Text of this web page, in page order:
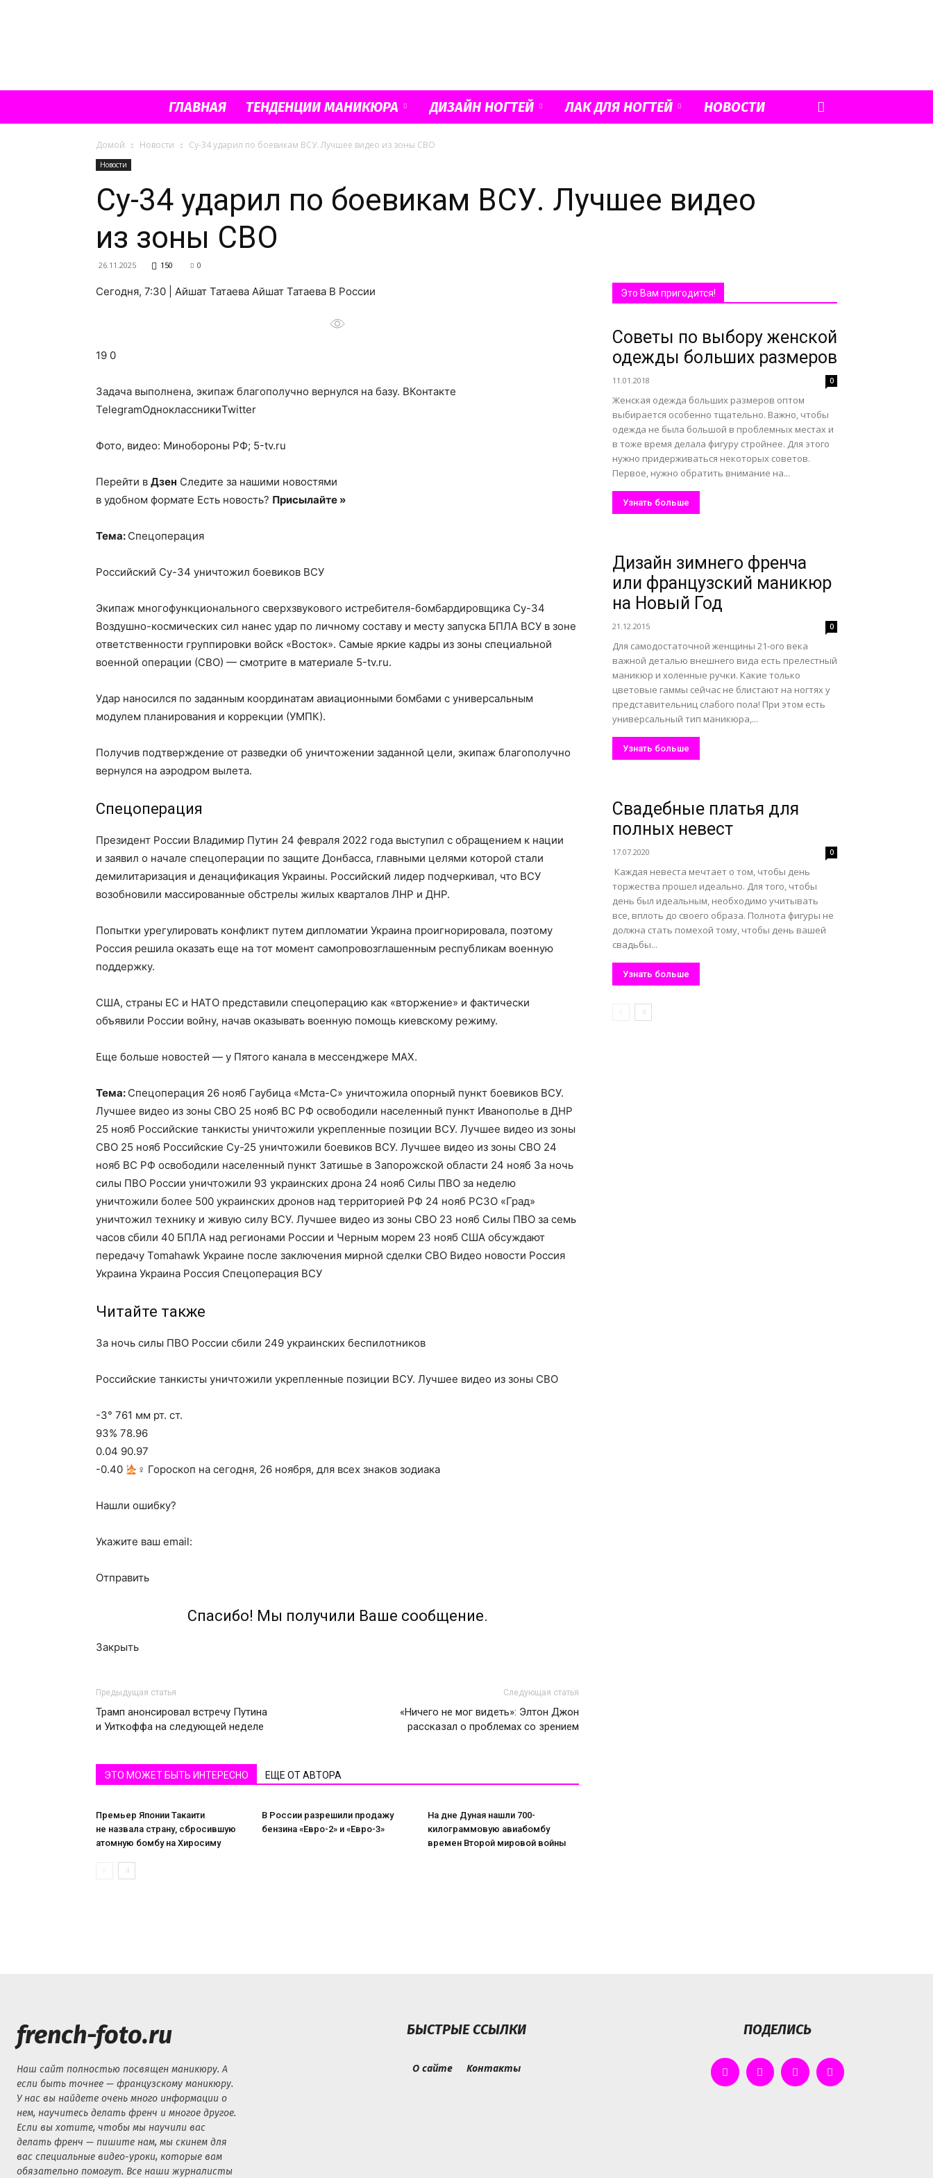
Французский
ГЛАВНАЯ ТЕНДЕНЦИИ МАНИКЮРА ДИЗАЙН НОГТЕЙ ЛАК ДЛЯ НОГТЕЙ НОВОСТИ
Домой Новости Су-34 ударил по боевикам ВСУ. Лучшее видео из зоны СВО
Новости
Су-34 ударил по боевикам ВСУ. Лучшее видео
из зоны СВО
26.11.2025 150 0
Сегодня, 7:30 | Айшат Татаева Айшат Татаева В России
19 0
Задача выполнена, экипаж благополучно вернулся на базу. ВКонтакте
TelegramОдноклассникиTwitter
Фото, видео: Минобороны РФ; 5-tv.ru
Перейти в Дзен Следите за нашими новостями
в удобном формате Есть новость? Присылайте »
Тема: Спецоперация
Российский Су-34 уничтожил боевиков ВСУ
Экипаж многофункционального сверхзвукового истребителя-бомбардировщика Су-34
Воздушно-космических сил нанес удар по личному составу и месту запуска БПЛА ВСУ в зоне
ответственности группировки войск «Восток». Самые яркие кадры из зоны специальной
военной операции (СВО) — смотрите в материале 5-tv.ru.
Удар наносился по заданным координатам авиационными бомбами с универсальным
модулем планирования и коррекции (УМПК).
Получив подтверждение от разведки об уничтожении заданной цели, экипаж благополучно
вернулся на аэродром вылета.
Спецоперация
Президент России Владимир Путин 24 февраля 2022 года выступил с обращением к нации
и заявил о начале спецоперации по защите Донбасса, главными целями которой стали
демилитаризация и денацификация Украины. Российский лидер подчеркивал, что ВСУ
возобновили массированные обстрелы жилых кварталов ЛНР и ДНР.
Попытки урегулировать конфликт путем дипломатии Украина проигнорировала, поэтому
Россия решила оказать еще на тот момент самопровозглашенным республикам военную
поддержку.
США, страны ЕС и НАТО представили спецоперацию как «вторжение» и фактически
объявили России войну, начав оказывать военную помощь киевскому режиму.
Еще больше новостей — у Пятого канала в мессенджере MAX.
Тема: Спецоперация 26 нояб Гаубица «Мста-С» уничтожила опорный пункт боевиков ВСУ.
Лучшее видео из зоны СВО 25 нояб ВС РФ освободили населенный пункт Иванополье в ДНР
25 нояб Российские танкисты уничтожили укрепленные позиции ВСУ. Лучшее видео из зоны
СВО 25 нояб Российские Су-25 уничтожили боевиков ВСУ. Лучшее видео из зоны СВО 24
нояб ВС РФ освободили населенный пункт Затишье в Запорожской области 24 нояб За ночь
силы ПВО России уничтожили 93 украинских дрона 24 нояб Силы ПВО за неделю
уничтожили более 500 украинских дронов над территорией РФ 24 нояб РСЗО «Град»
уничтожил технику и живую силу ВСУ. Лучшее видео из зоны СВО 23 нояб Силы ПВО за семь
часов сбили 40 БПЛА над регионами России и Черным морем 23 нояб США обсуждают
передачу Tomahawk Украине после заключения мирной сделки СВО Видео новости Россия
Украина Украина Россия Спецоперация ВСУ
Читайте также
За ночь силы ПВО России сбили 249 украинских беспилотников
Российские танкисты уничтожили укрепленные позиции ВСУ. Лучшее видео из зоны СВО
-3° 761 мм рт. ст.
93% 78.96
0.04 90.97
-0.40
‍♀ Гороскоп на сегодня, 26 ноября, для всех знаков зодиака
Нашли ошибку?
Укажите ваш email:
Отправить
Спасибо! Мы получили Ваше сообщение.
Закрыть
Предыдущая статья
Трамп анонсировал встречу Путина
и Уиткоффа на следующей неделе
Следующая статья
«Ничего не мог видеть»: Элтон Джон
рассказал о проблемах со зрением
ЭТО МОЖЕТ БЫТЬ ИНТЕРЕСНО ЕЩЕ ОТ АВТОРА
Премьер Японии Такаити
не назвала страну, сбросившую
атомную бомбу на Хиросиму
В России разрешили продажу
бензина «Евро-2» и «Евро-3»
На дне Дуная нашли 700-
килограммовую авиабомбу
времен Второй мировой войны
Это Вам пригодится!
Советы по выбору женской
одежды больших размеров
11.01.2018 0
Женская одежда больших размеров оптом
выбирается особенно тщательно. Важно, чтобы
одежда не была большой в проблемных местах и
в тоже время делала фигуру стройнее. Для этого
нужно придерживаться некоторых советов.
Первое, нужно обратить внимание на...
Узнать больше
Дизайн зимнего френча
или французский маникюр
на Новый Год
21.12.2015 0
Для самодостаточной женщины 21-ого века
важной деталью внешнего вида есть прелестный
маникюр и холенные ручки. Какие только
цветовые гаммы сейчас не блистают на ногтях у
представительниц слабого пола! При этом есть
универсальный тип маникюра,...
Узнать больше
Свадебные платья для
полных невест
17.07.2020 0
Каждая невеста мечтает о том, чтобы день
торжества прошел идеально. Для того, чтобы
день был идеальным, необходимо учитывать
все, вплоть до своего образа. Полнота фигуры не
должна стать помехой тому, чтобы день вашей
свадьбы...
Узнать больше
french-foto.ru
Наш сайт полностью посвящен маникюру. А
если быть точнее — французскому маникюру.
У нас вы найдете очень много информации о
нем, научитесь делать френч и многое другое.
Если вы хотите, чтобы мы научили вас
делать френч — пишите нам, мы скинем для
вас специальные видео-уроки, которые вам
обязательно помогут. Все наши журналисты
БЫСТРЫЕ ССЫЛКИ
О сайте Контакты
ПОДЕЛИСЬ